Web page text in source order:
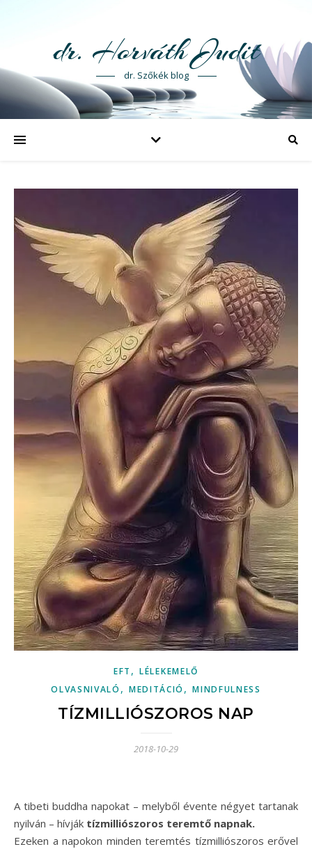
dr. Horváth Judit
dr. Szőkék blog
EFT ,LÉLEKEMELŐ
OLVASNIVALÓ , MEDITÁCIÓ ,MINDFULNESS
TÍZMILLIÓSZOROS NAP
2018-10-29
A tibeti buddha napokat – melyből évente négyet tartanak
nyilván – hívják tízmilliószoros teremtő napnak.
Ezeken a napokon minden teremtés tízmilliószoros erővel